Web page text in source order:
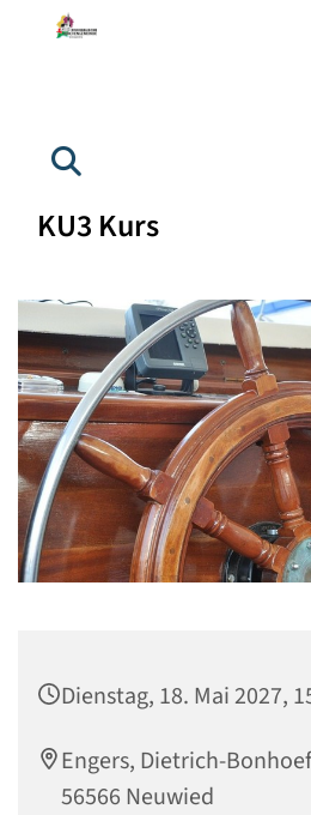
KU3 Kurs
Dienstag, 18. Mai 2027,
Engers, Dietrich-
56566 Neuwied